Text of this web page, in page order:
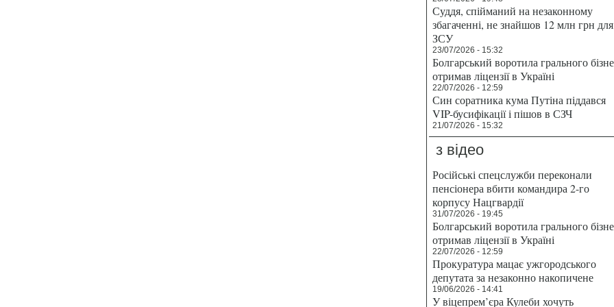
Суддя, спійманий на незаконному
збагаченні, не знайшов 12 млн грн для
ЗСУ
23/07/2026 - 15:32
Болгарський воротила грального
отримав ліцензії в Україні
22/07/2026 - 12:59
Син соратника кума Путіна піддався
VIP-бусифікації і пішов в СЗЧ
21/07/2026 - 15:32
з відео
Російські спецслужби переконали
пенсіонера вбити командира 2-го
корпусу Нацгвардії
31/07/2026 - 19:45
Болгарський воротила грального
отримав ліцензії в Україні
22/07/2026 - 12:59
Прокуратура мацає ужгородського
депутата за незаконно накопичене
19/06/2026 - 14:41
У віцепрем’єра Кулеби хочуть